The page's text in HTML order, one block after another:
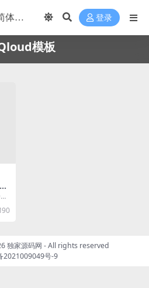
登录
模板
独家源码网 - All rights reserved
2021009049号-9